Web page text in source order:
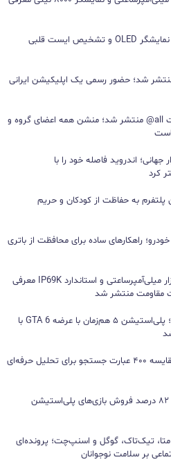
مچ‌بند هوشمند آنر Band 11 با نمایشگر OLED و تشخیص ایست قلبی
شد؛ حضور رسمی یک اپلیکیشن ایرانی
آپدیت جدید واتس‌اپ با قابلیت all@ منتشر شد؛ منشن همه اعضای گروه و
است
اندروید فاصله خود را با
کرد
پلتفرم به حفاظت از کودکان و حریم
راهکارهای ساده برای محافظت از باتری
اوپو A7 Pro Max با باتری ۱۰ هزار میلی‌آمپرساعتی و استاندارد IP69K معرفی
مقاومت منتشر شد
سونی خیال گیمرها را راحت کرد؛ پلی‌استیشن ۵ هم‌زمان با عرضه GTA 6 با
گوگل ترندز ارتقا یافت؛ امکان مقایسه ۴۰۰ عبارت جستجو برای تحلیل حرفه‌ای
مرگ تدریجی بازی‌های فیزیکی؛ ۸۲ درصد فروش بازی‌های پلی‌استیشن
متا، تیک‌تاک، گوگل و اسنپ‌چت؛ پرونده‌ای
بر سلامت نوجوانان